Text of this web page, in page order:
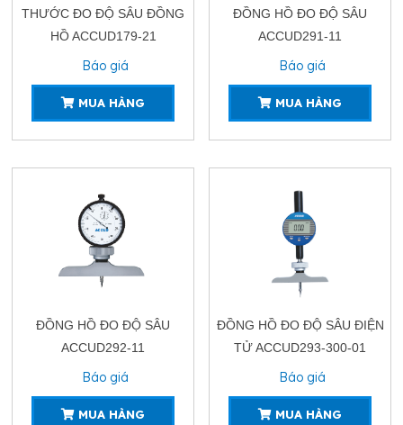
THƯỚC ĐO ĐỘ SÂU ĐỒNG
HỒ ACCUD179-21
Báo giá
MUA HÀNG
ĐỒNG HỒ ĐO ĐỘ SÂU
ACCUD291-11
Báo giá
MUA HÀNG
ĐỒNG HỒ ĐO ĐỘ SÂU
ACCUD292-11
Báo giá
MUA HÀNG
ĐỒNG HỒ ĐO ĐỘ SÂU ĐIỆN
TỬ ACCUD293-300-01
Báo giá
MUA HÀNG